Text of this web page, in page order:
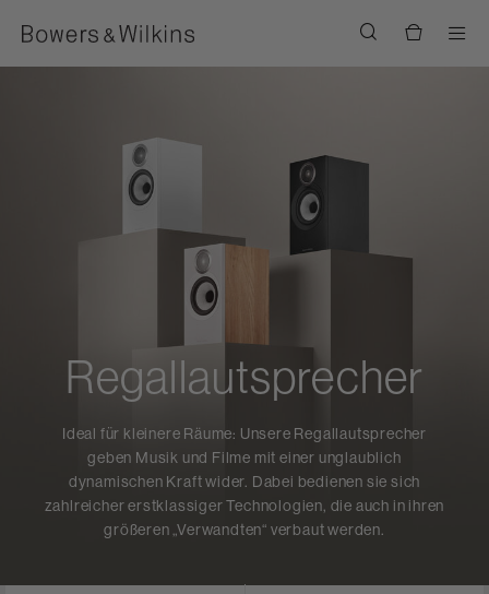
Regallautsprecher
Ideal für kleinere Räume: Unsere Regallautsprecher
geben Musik und Filme mit einer unglaublich
dynamischen Kraft wider. Dabei bedienen sie sich
zahlreicher erstklassiger Technologien, die auch in ihren
größeren „Verwandten“ verbaut werden.